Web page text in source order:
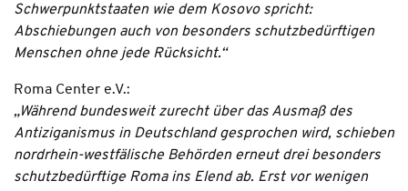
Schwerpunktstaaten wie dem Kosovo spricht:
Abschiebungen auch von besonders schutzbedürftigen
Menschen ohne jede Rücksicht.“
Roma Center e.V.:
„Während bundesweit zurecht über das Ausmaß des
Antiziganismus in Deutschland gesprochen wird, schieben
nordrhein-westfälische Behörden erneut drei besonders
schutzbedürftige Roma ins Elend ab. Erst vor wenigen